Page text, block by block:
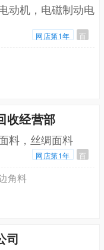
动机，电磁制动电
网店第1年 百
收经营部
料，丝绸面料
网店第1年 百
角料
司